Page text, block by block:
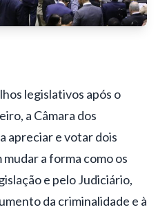
legislativos após o
a Câmara dos
apreciar e votar dois
a forma como os
e pelo Judiciário,
da criminalidade e à